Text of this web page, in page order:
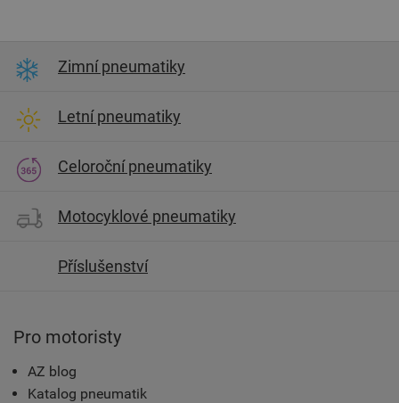
Zimní pneumatiky
Letní pneumatiky
Celoroční pneumatiky
Motocyklové pneumatiky
Příslušenství
Pro motoristy
AZ blog
Katalog pneumatik